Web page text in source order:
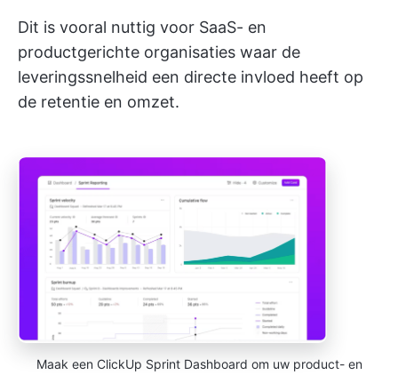
Dit is vooral nuttig voor SaaS- en
productgerichte organisaties waar de
leveringssnelheid een directe invloed heeft op
de retentie en omzet.
Maak een ClickUp Sprint Dashboard om uw product- en